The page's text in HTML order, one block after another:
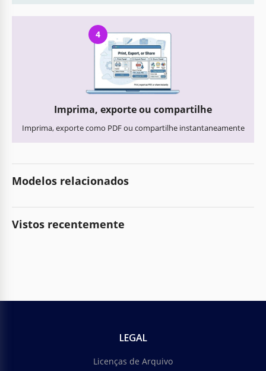
4
Imprima, exporte ou compartilhe
Imprima, exporte como PDF ou compartilhe instantaneamente
Modelos relacionados
Vistos recentemente
LEGAL
Licenças de Arquivo